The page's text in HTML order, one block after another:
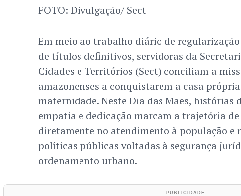
FOTO: Divulgação/ Sect
Em meio ao trabalho diário de
de títulos definitivos, servidoras da
Cidades e Territórios (Sect) conciliam a
amazonenses a conquistarem a casa
maternidade. Neste Dia das Mães, histórias
empatia e dedicação marcam a trajetória
diretamente no atendimento à população e
políticas públicas voltadas à segurança
ordenamento urbano.